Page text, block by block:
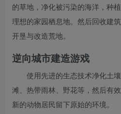
的草地，净化被污染的海洋，种
理想的家园栖息地。然后回收建
开垦与改造荒地。
逆向城市建造游戏
使用先进的生态技术净化土
滩、热带雨林、野花等，然后有
新的动物居民留下原始的环境。